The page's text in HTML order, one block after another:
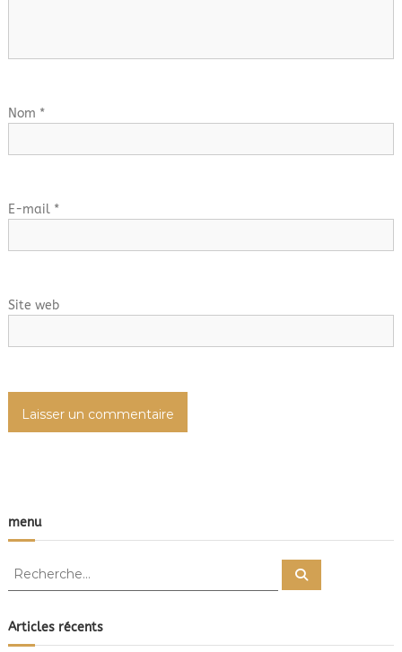
d
e
r
t
i
c
e
Nom *
E-mail *
Site web
menu
h
e
R
c
Articles récents